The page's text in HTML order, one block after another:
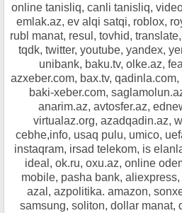
online tanisliq, canli tanisliq,
emlak.az, ev alqi satqi, roblox,
rubl manat, resul, tovhid,
tqdk, twitter, youtube, yandex,
unibank, baku.tv, olke.az,
azxeber.com, bax.tv,
baki-xeber.com,
anarim.az, avtosfer.az,
virtualaz.org, azadqadin.az,
cebhe,info, usaq pulu, umico,
instaqram, irsad telekom, is
ideal, ok.ru, oxu.az, online
mobile, pasha bank,
azal, azpolitika. amazon,
samsung, soliton, dollar manat,